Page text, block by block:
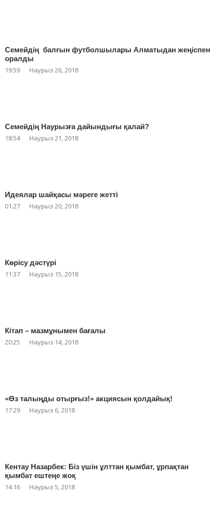
Семейдің балғын футболшылары Алматыдан жеңіспен
оралды
19:59 Наурыз 26, 2018
Семейдің Наурызға дайындығы қалай?
18:54 Наурыз 21, 2018
Идеялар шайқасы мәреге жетті
01:27 Наурыз 20, 2018
Көрісу дәстүрі
11:37 Наурыз 15, 2018
Кітап – мазмұнымен бағалы
20:25 Наурыз 14, 2018
«Өз талыңды отырғыз!» акциясын қолдайық!
17:29 Наурыз 6, 2018
Кентау Назарбек: Біз үшін ұлттан қымбат, ұрпақтан
қымбат ештеңе жоқ
14:16 Наурыз 5, 2018